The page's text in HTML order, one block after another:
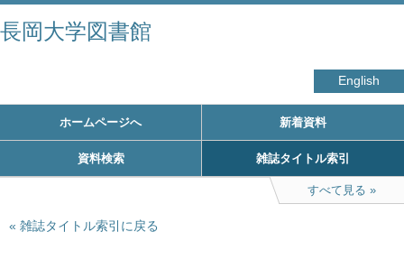
長岡大学図書館
English
ホームページへ 新着資料
資料検索 雑誌タイトル索引
すべて見る
雑誌タイトル索引に戻る